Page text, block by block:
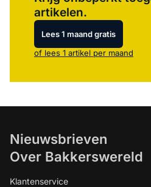
artikelen.
Lees 1 maand gratis
of lees 1 artikel per maand
Nieuwsbrieven
Over Bakkerswereld
Klantenservice